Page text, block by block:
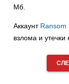
Мб.
Аккаунт Ransom
взлома и